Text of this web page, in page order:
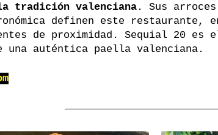
tradición valenciana . Sus
definen este restaurante,
de proximidad. Sequial 20 es
auténtica paella valenciana.